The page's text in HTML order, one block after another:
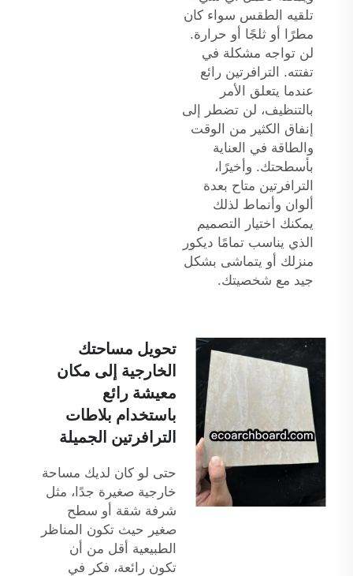
تلقيه الطقس سواء كان
مطرًا أو ثلجًا أو حرارة.
لن تواجه مشكلة في
تفتته. الترافرتين رائع
عندما يتعلق الأمر
بالتنظيف، لن تضطر إلى
إنفاق الكثير من الوقت
والطاقة في العناية
بأسطحتك. وأخيرًا،
الترافرتين متاح بعدة
ألوان وأنماط لذلك
يمكنك اختيار التصميم
الذي يناسب تمامًا ديكور
منزلك أو يتماشى بشكل
جيد مع شخصيتك.
تحويل مساحتك
الخارجية إلى مكان
معيشة رائع
باستخدام بلاطات
الترافرتين الجميلة
حتى لو كان لديك مساحة
خارجية صغيرة جدًا، مثل
شرفة شقة أو سطح
صغير حيث تكون المناظر
الطبيعية أقل من أن
تكون رائعة، فكر في